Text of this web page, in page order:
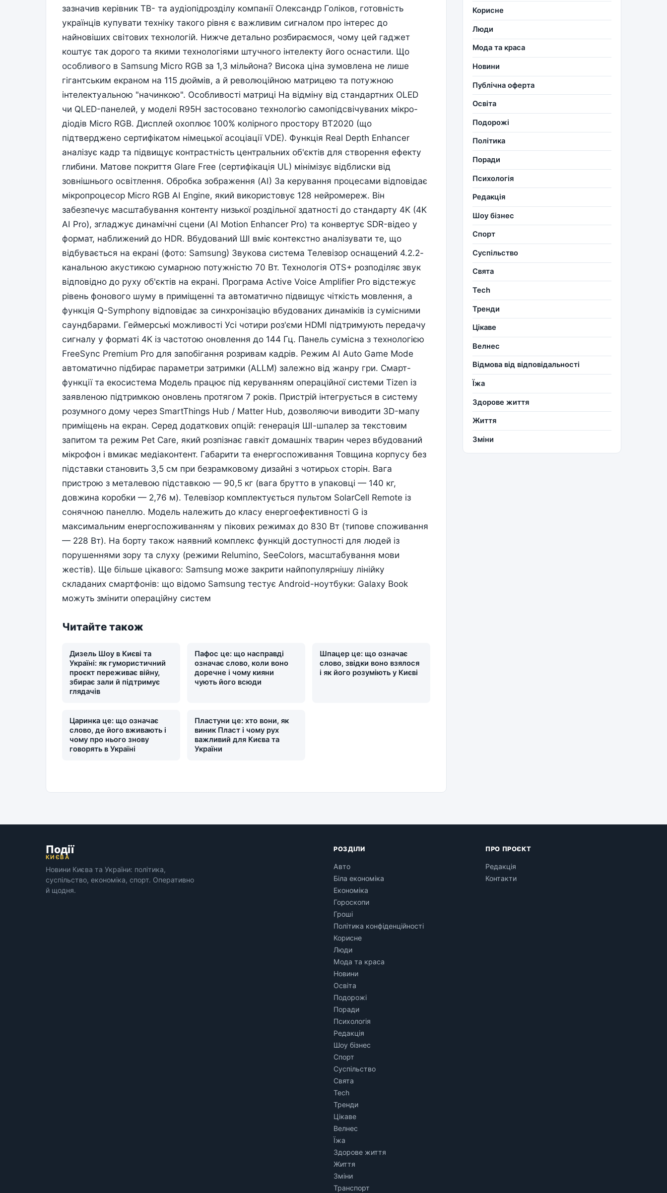
зазначив керівник ТВ- та аудіопідрозділу компанії Олександр Голіков, готовність
українців купувати техніку такого рівня є важливим сигналом про інтерес до
найновіших світових технологій. Нижче детально розбираємося, чому цей гаджет
коштує так дорого та якими технологіями штучного інтелекту його оснастили. Що
особливого в Samsung Micro RGB за 1,3 мільйона? Висока ціна зумовлена не лише
гігантським екраном на 115 дюймів, а й революційною матрицею та потужною
інтелектуальною "начинкою". Особливості матриці На відміну від стандартних OLED
чи QLED-панелей, у моделі R95H застосовано технологію самопідсвічуваних мікро-
діодів Micro RGB. Дисплей охоплює 100% колірного простору BT2020 (що
підтверджено сертифікатом німецької асоціації VDE). Функція Real Depth Enhancer
аналізує кадр та підвищує контрастність центральних об'єктів для створення ефекту
глибини. Матове покриття Glare Free (сертифікація UL) мінімізує відблиски від
зовнішнього освітлення. Обробка зображення (AI) За керування процесами відповідає
мікропроцесор Micro RGB AI Engine, який використовує 128 нейромереж. Він
забезпечує масштабування контенту низької роздільної здатності до стандарту 4K (4K
AI Pro), згладжує динамічні сцени (AI Motion Enhancer Pro) та конвертує SDR-відео у
формат, наближений до HDR. Вбудований ШІ вміє контекстно аналізувати те, що
відбувається на екрані (фото: Samsung) Звукова система Телевізор оснащений 4.2.2-
канальною акустикою сумарною потужністю 70 Вт. Технологія OTS+ розподіляє звук
відповідно до руху об'єктів на екрані. Програма Active Voice Amplifier Pro відстежує
рівень фонового шуму в приміщенні та автоматично підвищує чіткість мовлення, а
функція Q-Symphony відповідає за синхронізацію вбудованих динаміків із сумісними
саундбарами. Геймерські можливості Усі чотири роз'єми HDMI підтримують передачу
сигналу у форматі 4K із частотою оновлення до 144 Гц. Панель сумісна з технологією
FreeSync Premium Pro для запобігання розривам кадрів. Режим AI Auto Game Mode
автоматично підбирає параметри затримки (ALLM) залежно від жанру гри. Смарт-
функції та екосистема Модель працює під керуванням операційної системи Tizen із
заявленою підтримкою оновлень протягом 7 років. Пристрій інтегрується в систему
розумного дому через SmartThings Hub / Matter Hub, дозволяючи виводити 3D-мапу
приміщень на екран. Серед додаткових опцій: генерація ШІ-шпалер за текстовим
запитом та режим Pet Care, який розпізнає гавкіт домашніх тварин через вбудований
мікрофон і вмикає медіаконтент. Габарити та енергоспоживання Товщина корпусу без
підставки становить 3,5 см при безрамковому дизайні з чотирьох сторін. Вага
пристрою з металевою підставкою — 90,5 кг (вага брутто в упаковці — 140 кг,
довжина коробки — 2,76 м). Телевізор комплектується пультом SolarCell Remote із
сонячною панеллю. Модель належить до класу енергоефективності G із
максимальним енергоспоживанням у пікових режимах до 830 Вт (типове споживання
— 228 Вт). На борту також наявний комплекс функцій доступності для людей із
порушеннями зору та слуху (режими Relumino, SeeColors, масштабування мови
жестів). Ще більше цікавого: Samsung може закрити найпопулярнішу лінійку
складаних смартфонів: що відомо Samsung тестує Android-ноутбуки: Galaxy Book
можуть змінити операційну систем
Читайте також
Дизель Шоу в Києві та
Україні: як гумористичний
проєкт переживає війну,
збирає зали й підтримує
глядачів
Пафос це: що насправді
означає слово, коли воно
доречне і чому кияни
чують його всюди
Шпацер це: що означає
слово, звідки воно взялося
і як його розуміють у Києві
Царинка це: що означає
слово, де його вживають і
чому про нього знову
говорять в Україні
Пластуни це: хто вони, як
виник Пласт і чому рух
важливий для Києва та
України
Корисне
Люди
Мода та краса
Новини
Публічна оферта
Освіта
Подорожі
Політика
Поради
Психологія
Редакція
Шоу бізнес
Спорт
Суспільство
Свята
Tech
Тренди
Цікаве
Велнес
Відмова від відповідальності
Їжа
Здорове життя
Життя
Зміни
Події
КИЄВА
Новини Києва та України: політика,
суспільство, економіка, спорт. Оперативно
й щодня.
РОЗДІЛИ
Авто
Біла економіка
Економіка
Гороскопи
Гроші
Політика конфіденційності
Корисне
Люди
Мода та краса
Новини
Освіта
Подорожі
Поради
Психологія
Редакція
Шоу бізнес
Спорт
Суспільство
Свята
Tech
Тренди
Цікаве
Велнес
Їжа
Здорове життя
Життя
Зміни
Транспорт
ПРО ПРОЄКТ
Редакція
Контакти